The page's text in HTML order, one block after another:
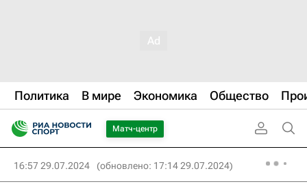
Политика В мире Экономика Общество
Матч-центр
16:57 29.07.2024 (обновлено: 17:14 29.07.2024)